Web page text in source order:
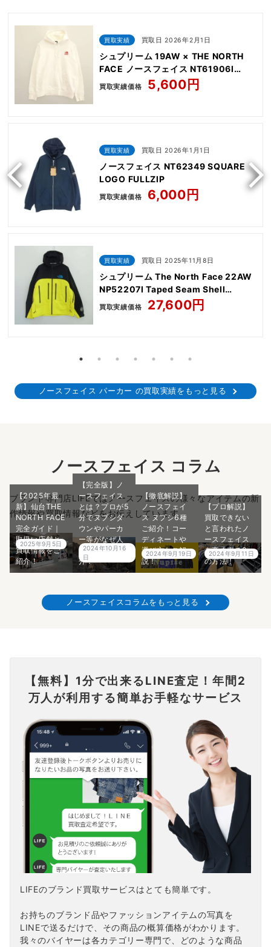
買取実績 買取日 2026年2月1日
シュプリーム 19AW × THE NORTH
FACE ノースフェイス NT61906I
Statue Of Liberty Hooded
買取実績価格 5,600円
買取実績 買取日 2026年1月1日
ノースフェイス NT62349 SQUARE
LOGO FULLZIP
買取実績価格 6,000円
買取実績 買取日 2025年11月8日
シュプリーム The North Face 22AW
NP52207I Taped Seam Shell
Jacket Yellow
買取実績価格 27,600円
ノースフェイス パーカー の買取実績をもっと見る
ノースフェイス コラム
ブランド専門店LIFEではノースフェイスの様々なアイテムの新
作情報や買取情報などをお伝えしています。
【2025年最
新】仙台THE
NORTH FACE
完全ガイド｜
取扱い店舗と
買取情報をご
紹介！
2025年9月5日
【完全版】ノ
ースフェイス
とは？プロが5
分でヌプシダ
ウンやパーカ
ー等がなぜ人
気なのかご紹
介！
2024年10月16
日
【徹底解説】
ノースフェイ
ス ヌプシ6種
ご紹介！コー
ディネートや
選び方もご解
説！
2024年9月19日
【プロ解説】
買取できない
と言われたノ
ースフェイス
を高く売る2つ
の方法！
2024年9月11日
ノースフェイスコラムをもっと見る
【無料】1分で出来るLINE査定！年間2
万人が利用する簡単お手軽なサービス
LIFEのブランド買取サービスはとても簡単です。
お持ちのブランド品やファッションアイテムの写真を
LINEで送るだけで、その商品の概算価格がわかります。
我々のバイヤーは各カテゴリー専門で、どのような商品